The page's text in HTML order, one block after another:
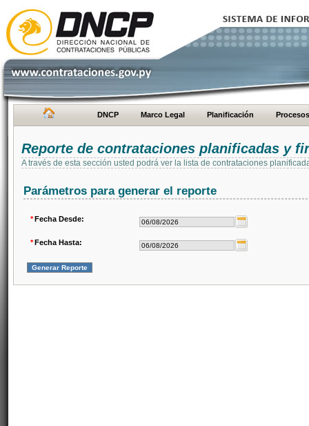
DNCP Marco Legal Planificación Procesos
Reporte de contrataciones planificadas y
A través de esta sección usted podrá ver la lista de contrataciones
Parámetros para generar el reporte
*Fecha Desde:
*Fecha Hasta: